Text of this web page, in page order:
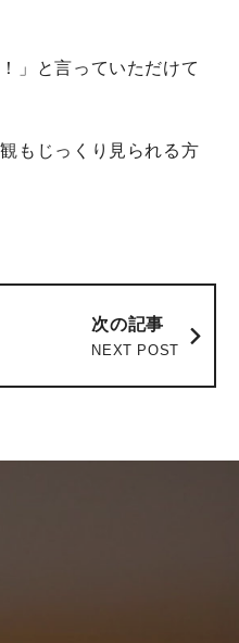
」と言っていただけて
もじっくり見られる方
次の記事
NEXT POST